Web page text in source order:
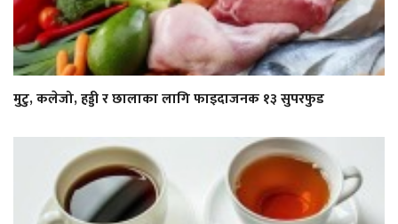
मुटु, कलेजो, हड्डी र छालाका लागि फाइदाजनक १३ सुपरफुड